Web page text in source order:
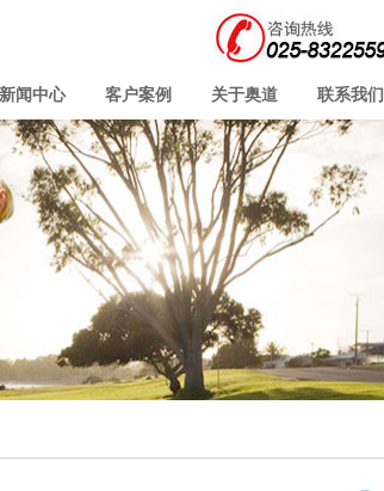
新闻中心 客户案例 关于奥道 联系我们